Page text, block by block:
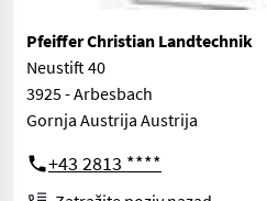
Pfeiffer Christian Landtechnik
Neustift 40
3925 - Arbesbach
Gornja Austrija Austrija
+43 2813 ****